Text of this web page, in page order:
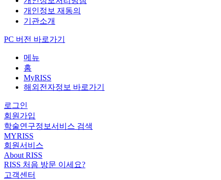
개인정보 재동의
기관소개
PC 버전 바로가기
메뉴
홈
MyRISS
해외전자정보 바로가기
로그인
회원가입
학술연구정보서비스 검색
MYRISS
회원서비스
About RISS
RISS 처음 방문 이세요?
고객센터